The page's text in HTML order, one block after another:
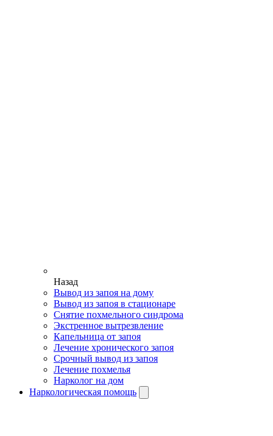
Назад
Вывод из запоя на дому
Вывод из запоя в стационаре
Снятие похмельного синдрома
Экстренное вытрезвление
Капельница от запоя
Лечение хронического запоя
Срочный вывод из запоя
Лечение похмелья
Нарколог на дом
Наркологическая помощь